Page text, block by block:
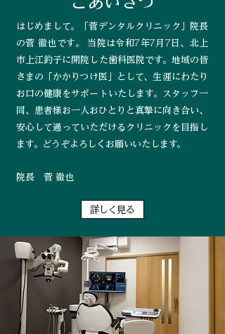
はじめまして。「菅デンタルクリニック」院長
の菅 徹也です。 当院は令和7年7月7日、北上
市上江釣子に開院した歯科医院です。地域の皆
さまの「かかり つけ医」として、生涯にわたり
お口の健康をサポートいたします。スタッフ一
同、患者様お一人おひとりと真摯に向き合い、
安心して通っていただけるクリニックを目指し
ます。どうぞよろしくお願いいたします。
院長 菅 徹也
詳しく見る